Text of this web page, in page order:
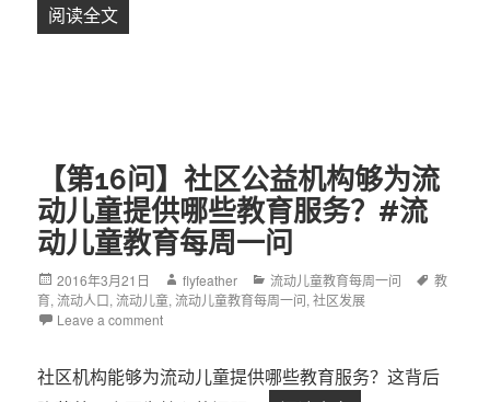
阅读全文
【第16问】社区公益机构够为流
动儿童提供哪些教育服务？#流
动儿童教育每周一问
Posted
on
2016年3月21日 Author
flyfeather Categories
流动儿童教育每周一问 Tags
教
育,流动人口,流动儿童,流动儿童教育每周一问,社区发展
Leave a comment
社区机构能够为流动儿童提供哪些教育服务？这背后